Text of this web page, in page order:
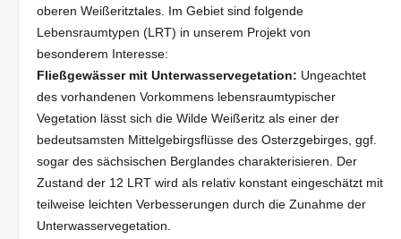
oberen Weißeritztales. Im Gebiet sind folgende
Lebensraumtypen (LRT) in unserem Projekt von
besonderem Interesse:
Fließgewässer mit Unterwasservegetation: Ungeachtet
des vorhandenen Vorkommens lebensraumtypischer
Vegetation lässt sich die Wilde Weißeritz als einer der
bedeutsamsten Mittelgebirgsflüsse des Osterzgebirges, ggf.
sogar des sächsischen Berglandes charakterisieren. Der
Zustand der 12 LRT wird als relativ konstant eingeschätzt mit
teilweise leichten Verbesserungen durch die Zunahme der
Unterwasservegetation.